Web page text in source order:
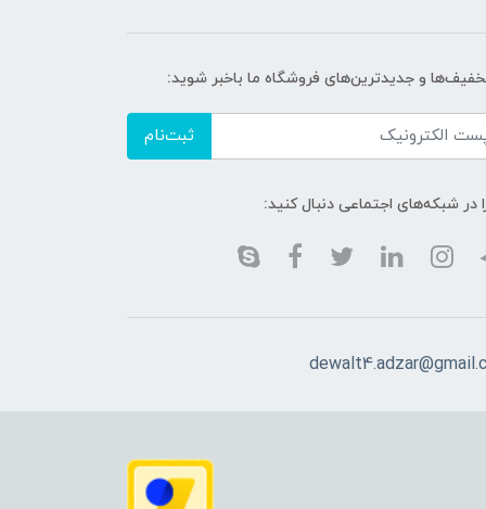
و جدیدترین‌های فروشگاه ما باخبر شوید:
ثبت‌نام
در شبکه‌های اجتماعی دنبال کنید: